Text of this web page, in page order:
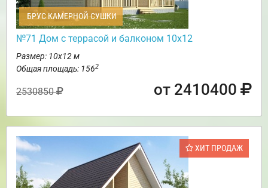
БРУС КАМЕРНОЙ СУШКИ
№71 Дом с террасой и балконом 10х12
Размер: 10х12 м
Общая площадь: 1562
2530850 от 2410400
ХИТ ПРОДАЖ